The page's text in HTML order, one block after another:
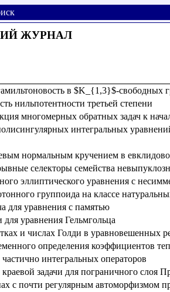
ЖУРНАЛ
в $K_{1,3}$-свободных
нильпотентности третьей степени
многомерных обратных задач к
интегральных
нормальным кручением в
селекторы семейства
эллиптического уравнения с
группоида на классе
для уравнения с памятью
для уравнения Гельмгольца
и числах Голди в уравновешенных
определения коэффициентов
интегральных операторов
задачи для пограничного слоя
с почти регулярным автоморфизмом